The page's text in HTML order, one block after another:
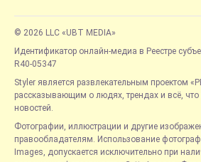
© 2026 LLC «UBT MEDIA»
Идентификатор онлайн-медиа в Реестре
R40-05347
Styler является развлекательным проектом
рассказывающим о людях, трендах и всё, что
новостей.
Фотографии, иллюстрации и другие
правообладателям. Использование
Images, допускается исключительно при